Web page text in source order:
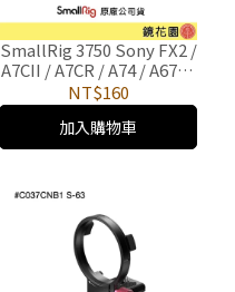
SmallRig 3750 Sony FX2 /
A7CII / A7CR / A74 / A6700
/ ZVE1 鋼化玻璃貼 4入
NT$160
加入購物車